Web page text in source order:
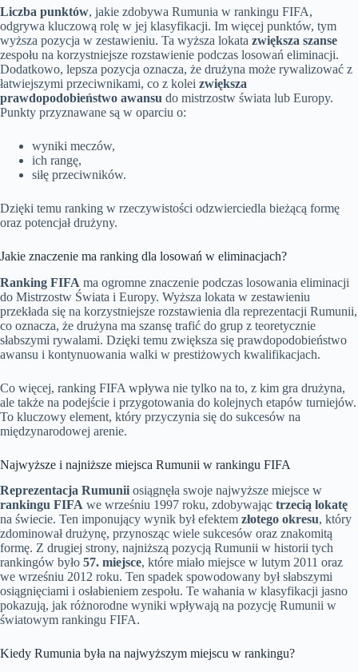
Liczba punktów, jakie zdobywa Rumunia w rankingu FIFA,
odgrywa kluczową rolę w jej klasyfikacji. Im więcej punktów, tym
wyższa pozycja w zestawieniu. Ta wyższa lokata zwiększa szanse
zespołu na korzystniejsze rozstawienie podczas losowań eliminacji.
Dodatkowo, lepsza pozycja oznacza, że drużyna może rywalizować z
łatwiejszymi przeciwnikami, co z kolei zwiększa
prawdopodobieństwo awansu do mistrzostw świata lub Europy.
Punkty przyznawane są w oparciu o:
wyniki meczów,
ich rangę,
siłę przeciwników.
Dzięki temu ranking w rzeczywistości odzwierciedla bieżącą formę
oraz potencjał drużyny.
Jakie znaczenie ma ranking dla losowań w eliminacjach?
Ranking FIFA ma ogromne znaczenie podczas losowania eliminacji
do Mistrzostw Świata i Europy. Wyższa lokata w zestawieniu
przekłada się na korzystniejsze rozstawienia dla reprezentacji Rumunii,
co oznacza, że drużyna ma szansę trafić do grup z teoretycznie
słabszymi rywalami. Dzięki temu zwiększa się prawdopodobieństwo
awansu i kontynuowania walki w prestiżowych kwalifikacjach.
Co więcej, ranking FIFA wpływa nie tylko na to, z kim gra drużyna,
ale także na podejście i przygotowania do kolejnych etapów turniejów.
To kluczowy element, który przyczynia się do sukcesów na
międzynarodowej arenie.
Najwyższe i najniższe miejsca Rumunii w rankingu FIFA
Reprezentacja Rumunii osiągnęła swoje najwyższe miejsce w
rankingu FIFA we wrześniu 1997 roku, zdobywając trzecią lokatę
na świecie. Ten imponujący wynik był efektem złotego okresu, który
zdominował drużynę, przynosząc wiele sukcesów oraz znakomitą
formę. Z drugiej strony, najniższą pozycją Rumunii w historii tych
rankingów było 57. miejsce, które miało miejsce w lutym 2011 oraz
we wrześniu 2012 roku. Ten spadek spowodowany był słabszymi
osiągnięciami i osłabieniem zespołu. Te wahania w klasyfikacji jasno
pokazują, jak różnorodne wyniki wpływają na pozycję Rumunii w
światowym rankingu FIFA.
Kiedy Rumunia była na najwyższym miejscu w rankingu?